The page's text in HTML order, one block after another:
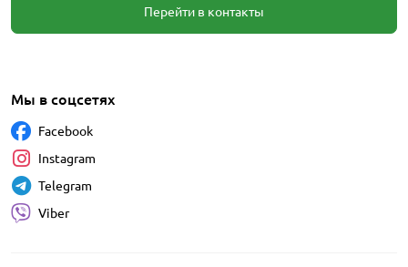
Перейти в контакты
Мы в соцсетях
Facebook
Instagram
Telegram
Viber